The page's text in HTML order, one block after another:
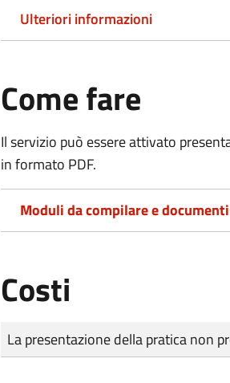
Ulteriori informazioni
Come fare
Il servizio può essere attivato
in formato PDF.
Moduli da compilare e
Costi
Tipo di pagamento
Importo
La presentazione della pratica non